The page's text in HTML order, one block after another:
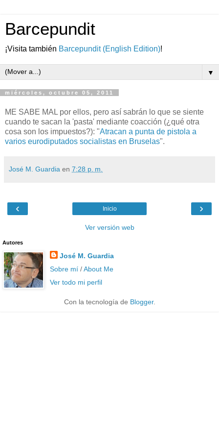
Barcepundit
¡Visita también Barcepundit (English Edition)!
▼
miércoles, octubre 05, 2011
ME SABE MAL por ellos, pero así sabrán lo que se siente
cuando te sacan la 'pasta' mediante coacción (¿qué otra
cosa son los impuestos?): "Atracan a punta de pistola a
varios eurodiputados socialistas en Bruselas".
José M. Guardia en 7:28 p. m.
‹ ›
Inicio
Ver versión web
Autores
José M. Guardia
Sobre mí/About Me
Ver todo mi perfil
Con la tecnología de Blogger.